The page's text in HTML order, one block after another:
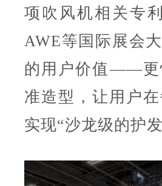
项吹风机相关专
AWE等国际展会
的用户价值——更
准造型，让用户
实现“沙龙级的护发